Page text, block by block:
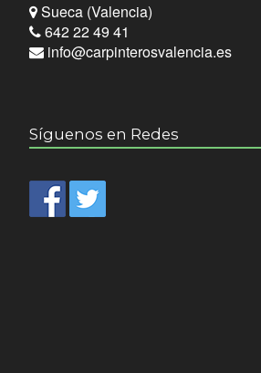
Sueca (Valencia)
642 22 49 41
info@carpinterosvalencia.es
Síguenos en Redes